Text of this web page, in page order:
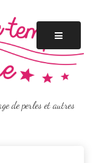
de perles et autres